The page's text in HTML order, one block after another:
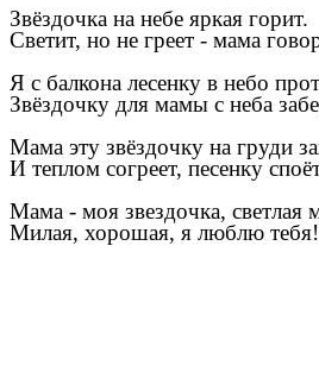
Звёздочка на небе яркая горит.
Светит, но не греет - мама
Я с балкона лесенку в небо
Звёздочку для мамы с неба
Мама эту звёздочку на груди
И теплом согреет, песенку
Мама - моя звездочка, светлая
Милая, хорошая, я люблю тебя!